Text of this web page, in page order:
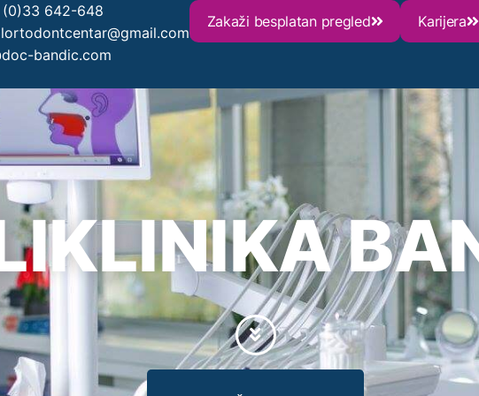
642-648
bandic.com
Zakaži besplatan pregled Karijera